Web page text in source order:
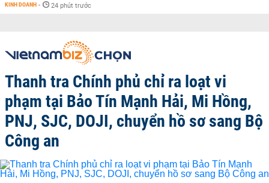
KINH DOANH - 24 phút trước
Thanh tra Chính phủ chỉ ra loạt vi
phạm tại Bảo Tín Mạnh Hải, Mi Hồng,
PNJ, SJC, DOJI, chuyển hồ sơ sang Bộ
Công an